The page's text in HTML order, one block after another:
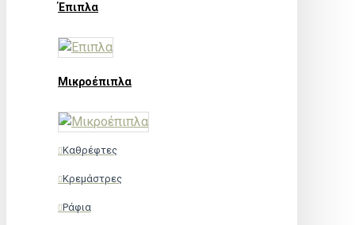
Έπιπλα
Μικροέπιπλα
Καθρέφτες
Κρεμάστρες
Ράφια